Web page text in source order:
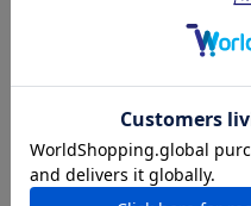
送料：
770円（税込
合計金額
お届け日数： ご注文から通